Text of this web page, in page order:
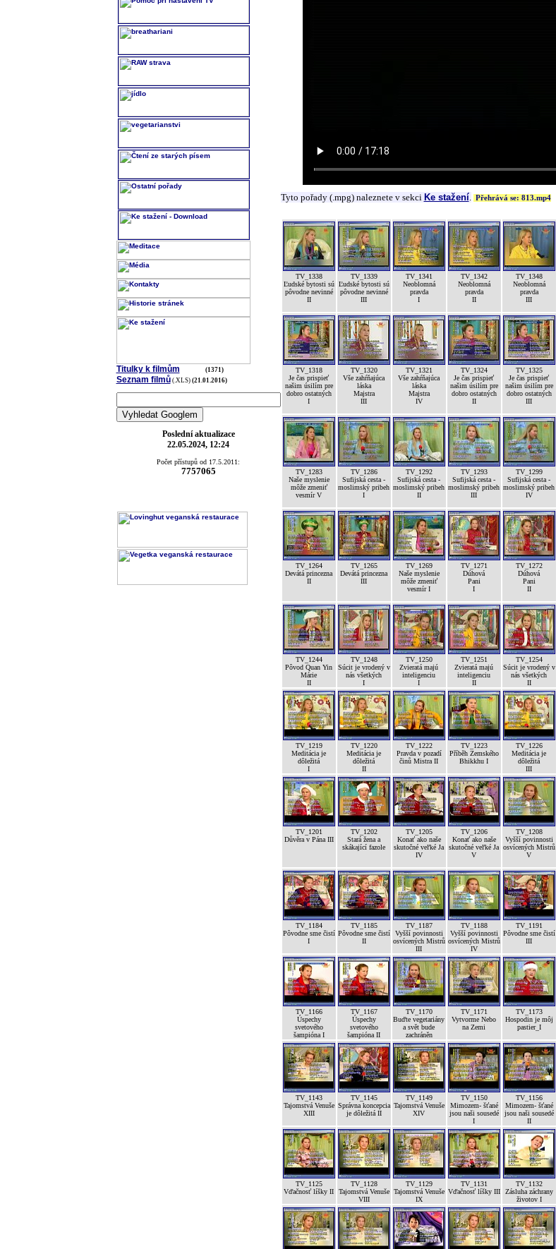
Titulky k filmům (1371)
Seznam filmů (.XLS) (21.01.2016)
Poslední aktualizace
22.05.2024, 12:24
Počet přístupů od 17.5.2011:
7757065
Tyto pořady (.mpg) naleznete v sekci Ke stažení. Přehrává se: 813.mp4
TV_1338
Ľudské bytosti sú
pôvodne nevinné
II
TV_1339
Ľudské bytosti sú
pôvodne nevinné
III
TV_1341
Neoblomná
pravda
I
TV_1342
Neoblomná
pravda
II
TV_1348
Neoblomná
pravda
III
TV_1318
Je čas prispieť
našim úsilím pre
dobro ostatných
I
TV_1320
Vše zahŕňajúca
láska
Majstra
III
TV_1321
Vše zahŕňajúca
láska
Majstra
IV
TV_1324
Je čas prispieť
našim úsilím pre
dobro ostatných
II
TV_1325
Je čas prispieť
našim úsilím pre
dobro ostatných
III
TV_1283
Naše myslenie
môže zmeniť
vesmír V
TV_1286
Sufijská cesta -
moslimský pribeh
I
TV_1292
Sufijská cesta -
moslimský pribeh
II
TV_1293
Sufijská cesta -
moslimský pribeh
III
TV_1299
Sufijská cesta -
moslimský pribeh
IV
TV_1264
Devátá princezna
II
TV_1265
Devátá princezna
III
TV_1269
Naše myslenie
môže zmeniť
vesmír I
TV_1271
Dúhová
Pani
I
TV_1272
Dúhová
Pani
II
TV_1244
Pôvod Quan Yin
Márie
II
TV_1248
Súcit je vrodený v
nás všetkých
I
TV_1250
Zvieratá majú
inteligenciu
I
TV_1251
Zvieratá majú
inteligenciu
II
TV_1254
Súcit je vrodený v
nás všetkých
II
TV_1219
Meditácia je
dôležitá
I
TV_1220
Meditácia je
dôležitá
II
TV_1222
Pravda v pozadí
činů Mistra II
TV_1223
Příběh Zemského
Bhikkhu I
TV_1226
Meditácia je
dôležitá
III
TV_1201
Důvěra v Pána III
TV_1202
Stará žena a
skákající fazole
TV_1205
Konať ako naše
skutočné veľké Ja
IV
TV_1206
Konať ako naše
skutočné veľké Ja
V
TV_1208
Vyšší povinnosti
osvícených Mistrů
V
TV_1184
Pôvodne sme čistí
I
TV_1185
Pôvodne sme čistí
II
TV_1187
Vyšší povinnosti
osvícených Mistrů
III
TV_1188
Vyšší povinnosti
osvícených Mistrů
IV
TV_1191
Pôvodne sme čistí
III
TV_1166
Úspechy
svetového
šampióna I
TV_1167
Úspechy
svetového
šampióna II
TV_1170
Buďte vegetariány
a svět bude
zachráněn
TV_1171
Vytvorme Nebo
na Zemi
TV_1173
Hospodin je môj
pastier_I
TV_1143
Tajomstvá Venuše
XIII
TV_1145
Správna koncepcia
je dôležitá II
TV_1149
Tajomstvá Venuše
XIV
TV_1150
Mimozem- šťané
jsou naši sousedé
I
TV_1156
Mimozem- šťané
jsou naši sousedé
II
TV_1125
Vďačnosť líšky II
TV_1128
Tajomstvá Venuše
VIII
TV_1129
Tajomstvá Venuše
IX
TV_1131
Vďačnosť líšky III
TV_1132
Zásluha záchrany
životov I